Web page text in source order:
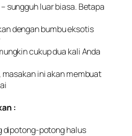
sungguh luar biasa. Betapa
dengan bumbu eksotis
cukup dua kali Anda
ini akan membuat
:
dipotong-potong halus